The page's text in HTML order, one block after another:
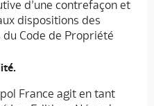
d’une contrefaçon et
dispositions des
Code de Propriété
France agit en tant